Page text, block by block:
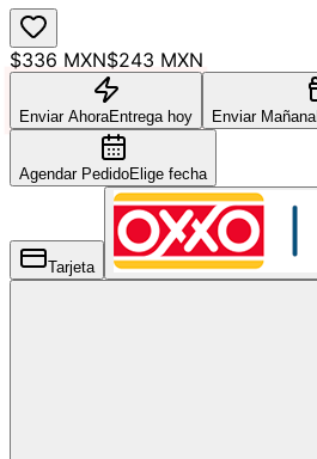
$336 MXN$243 MXN
Enviar AhoraEntrega hoy Enviar Mañana
Agendar PedidoElige fecha
Tarjeta